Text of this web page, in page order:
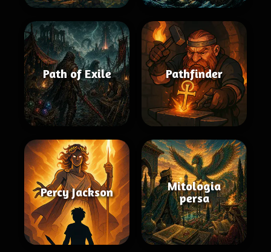
Path of Exile Pathfinder
Percy Jackson
Mitologia
persa